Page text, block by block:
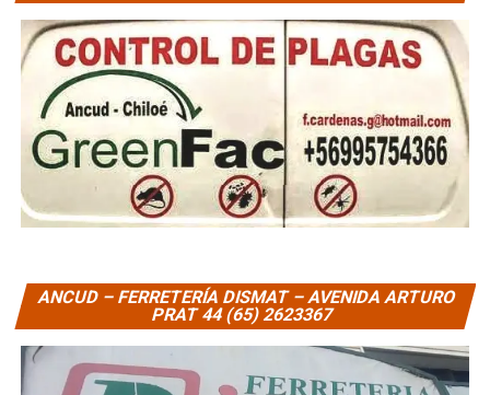
ANCUD – FERRETERÍA DISMAT – AVENIDA ARTURO
PRAT 44 (65) 2623367